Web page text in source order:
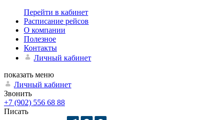
Перейти в кабинет
Расписание рейсов
О компании
Полезное
Контакты
Личный кабинет
показать меню
Личный кабинет
Звонить
+7 (902) 556 68 88
Писать